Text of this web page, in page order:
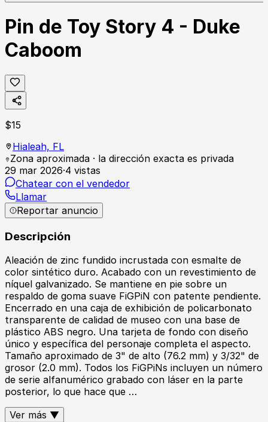
Pin de Toy Story 4 - Duke
Caboom
$15
Hialeah, FL
Zona aproximada · la dirección exacta es privada
29 mar 2026·4 vistas
Chatear con el vendedor
Llamar
Reportar anuncio
Descripción
Aleación de zinc fundido incrustada con esmalte de
color sintético duro. Acabado con un revestimiento de
níquel galvanizado. Se mantiene en pie sobre un
respaldo de goma suave FiGPiN con patente pendiente.
Encerrado en una caja de exhibición de policarbonato
transparente de calidad de museo con una base de
plástico ABS negro. Una tarjeta de fondo con diseño
único y específica del personaje completa el aspecto.
Tamaño aproximado de 3" de alto (76.2 mm) y 3/32" de
grosor (2.0 mm). Todos los FiGPiNs incluyen un número
de serie alfanumérico grabado con láser en la parte
posterior, lo que hace que …
Ver más ▼